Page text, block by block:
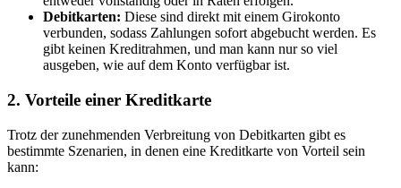
Debitkarten: Diese sind direkt mit einem Girokonto
verbunden, sodass Zahlungen sofort abgebucht werden. Es
gibt keinen Kreditrahmen, und man kann nur so viel
ausgeben, wie auf dem Konto verfügbar ist.
2. Vorteile einer Kreditkarte
Trotz der zunehmenden Verbreitung von Debitkarten gibt es
bestimmte Szenarien, in denen eine Kreditkarte von Vorteil sein
kann: